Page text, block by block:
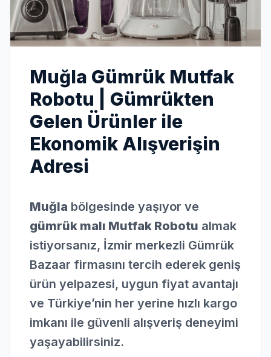
Muğla Gümrük Mutfak
Robotu | Gümrükten
Gelen Ürünler ile
Ekonomik Alışverişin
Adresi
Muğla bölgesinde yaşıyor ve
gümrük malı Mutfak Robotu almak
istiyorsanız, İzmir merkezli Gümrük
Bazaar firmasını tercih ederek geniş
ürün yelpazesi, uygun fiyat avantajı
ve Türkiye’nin her yerine hızlı kargo
imkanı ile güvenli alışveriş deneyimi
yaşayabilirsiniz.